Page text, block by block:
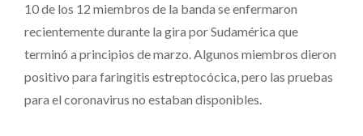
10 de los 12 miembros de la banda se enfermaron
recientemente durante la gira por Sudamérica que
terminó a principios de marzo. Algunos miembros dieron
positivo para faringitis estreptocócica, pero las pruebas
para el coronavirus no estaban disponibles.